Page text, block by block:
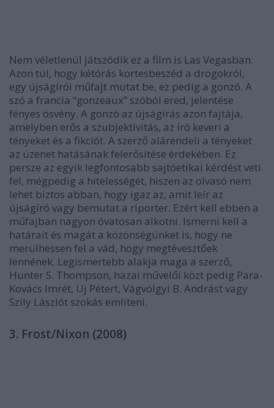
Nem véletlenül játszódik ez a film is Las Vegasban.
Azon túl, hogy kétórás kortesbeszéd a drogokról,
egy újságírói műfajt mutat be, ez pedig a gonzó. A
szó a francia “gonzeaux” szóból ered, jelentése
fényes ösvény. A gonzó az újságírás azon fajtája,
amelyben erős a szubjektivitás, az író keveri a
tényeket és a fikciót. A szerző alárendeli a tényeket
az üzenet hatásának felerősítése érdekében. Ez
persze az egyik legfontosabb sajtóetikai kérdést veti
fel, mégpedig a hitelességét, hiszen az olvasó nem
lehet biztos abban, hogy igaz az, amit leír az
újságíró vagy bemutat a riporter. Ezért kell ebben a
műfajban nagyon óvatosan alkotni. Ismerni kell a
határait és magát a közönségünket is, hogy ne
merülhessen fel a vád, hogy megtévesztőek
lennének. Legismertebb alakja maga a szerző,
Hunter S. Thompson, hazai művelői közt pedig Para-
Kovács Imrét, Uj Pétert, Vágvölgyi B. Andrást vagy
Szily Lászlót szokás említeni.
3. Frost/Nixon (2008)